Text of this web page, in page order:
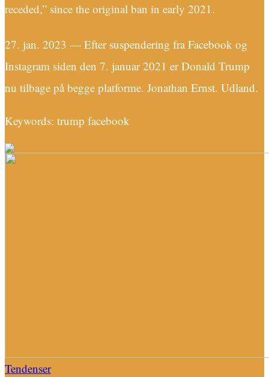
receded,” since the original ban in early 2021.
27. jan. 2023 — Efter suspendering fra Facebook og
Instagram siden den 7. januar 2021 er Donald Trump
nu tilbage på begge platforme. Jonathan Ernst. Udland.
Keywords: trump facebook
Tendenser